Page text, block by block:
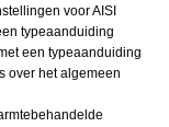
voor AISI
typeaanduiding
een typeaanduiding
over het algemeen